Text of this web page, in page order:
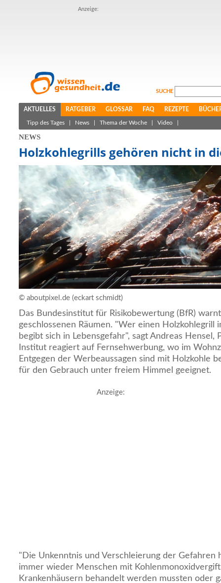
Anzeige:
SUCHE
AKTUELLES RATGEBER GLOSSAR FAQ REZEPTE
Tipp des Tages News Thema der Woche Video
NEWS
Holzkohlegrills gehören nicht in
© aboutpixel.de (eckart schmidt)
Das Bundesinstitut für Risikobewertung (BfR)
geschlossenen Räumen. "Wer einen Holzkohlegrill
begibt sich in Lebensgefahr", sagt Andreas Hensel,
Institut reagiert auf Fernsehwerbung, wo im
Entgegen der Werbeaussagen sind mit Holzkohle
für den Gebrauch unter freiem Himmel geeignet.
Anzeige:
"Die Unkenntnis und Verschleierung der Gefahren
immer wieder Menschen mit
Krankenhäusern behandelt werden mussten oder